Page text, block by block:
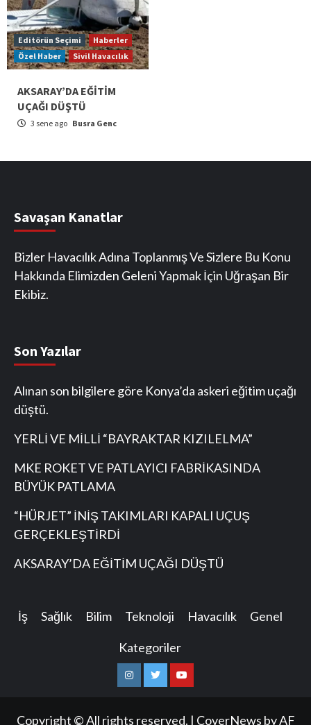
Editörün Seçimi
Haberler
Özel Haber
Sivil Havacılık
AKSARAY’DA EĞİTİM
UÇAĞI DÜŞTÜ
3 sene ago Busra Genc
Savaşan Kanatlar
Bizler Havacılık Adına Toplanmış Ve Sizlere Bu Konu
Hakkında Elimizden Geleni Yapmak İçin Uğraşan Bir
Ekibiz.
Son Yazılar
Alınan son bilgilere göre Konya’da askeri eğitim uçağı
düştü.
YERLİ VE MİLLİ “BAYRAKTAR KIZILELMA”
MKE ROKET VE PATLAYICI FABRİKASINDA
BÜYÜK PATLAMA
“HÜRJET” İNİŞ TAKIMLARI KAPALI UÇUŞ
GERÇEKLEŞTİRDİ
AKSARAY’DA EĞİTİM UÇAĞI DÜŞTÜ
İş Sağlık Bilim Teknoloji Havacılık Genel
Kategoriler
InstagramTwitterYoutube
Copyright © All rights reserved. | CoverNews by AF